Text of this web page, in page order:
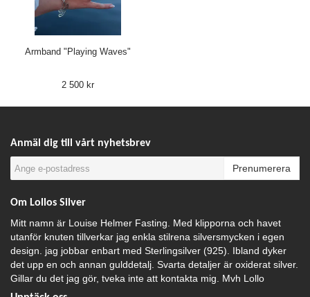
Armband "Playing Waves"
2 500 kr
Anmäl dig till vårt nyhetsbrev
Prenumerera
Om Lollos Silver
Mitt namn är Louise Helmer Fasting. Med klipporna och havet
utanför knuten tillverkar jag enkla stilrena silversmycken i egen
design. jag jobbar enbart med Sterlingsilver (925). Ibland dyker
det upp en och annan gulddetalj. Svarta detaljer är oxiderat silver.
Gillar du det jag gör, tveka inte att kontakta mig. Mvh Lollo